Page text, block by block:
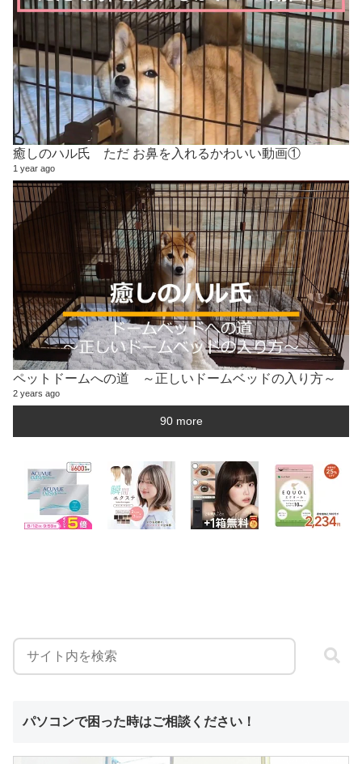
癒しのハル氏 ただ お鼻を入れるかわいい動画①
1 year ago
ペットドームへの道 ～正しいドームベッドの入り方～
2 years ago
90 more
パソコンで困った時はご相談ください！